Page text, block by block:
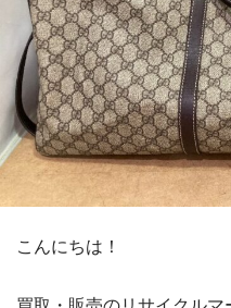
こんにちは！